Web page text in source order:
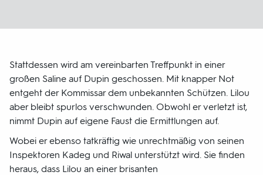
Stattdessen wird am vereinbarten Treffpunkt in einer
großen Saline auf Dupin geschossen. Mit knapper Not
entgeht der Kommissar dem unbekannten Schützen. Lilou
aber bleibt spurlos verschwunden. Obwohl er verletzt ist,
nimmt Dupin auf eigene Faust die Ermittlungen auf.
Wobei er ebenso tatkräftig wie unrechtmäßig von seinen
Inspektoren Kadeg und Riwal unterstützt wird. Sie finden
heraus, dass Lilou an einer brisanten